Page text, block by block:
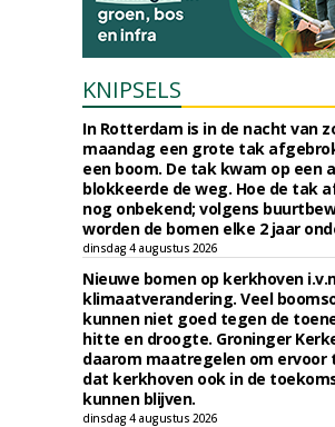
KNIPSELS
In Rotterdam is in de nacht van
maandag een grote tak
een boom. De tak kwam op een
blokkeerde de weg. Hoe de tak
nog onbekend; volgens
worden de bomen elke 2 jaar
dinsdag 4 augustus 2026
Nieuwe bomen op kerkhoven
klimaatverandering. Veel
kunnen niet goed tegen de
hitte en droogte. Groninger
daarom maatregelen om ervoor
dat kerkhoven ook in de
kunnen blijven.
dinsdag 4 augustus 2026